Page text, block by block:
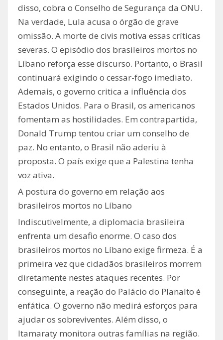
disso, cobra o Conselho de Segurança da ONU.
Na verdade, Lula acusa o órgão de grave
omissão. A morte de civis motiva essas críticas
severas. O episódio dos brasileiros mortos no
Líbano reforça esse discurso. Portanto, o Brasil
continuará exigindo o cessar-fogo imediato.
Ademais, o governo critica a influência dos
Estados Unidos. Para o Brasil, os americanos
fomentam as hostilidades. Em contrapartida,
Donald Trump tentou criar um conselho de
paz. No entanto, o Brasil não aderiu à
proposta. O país exige que a Palestina tenha
voz ativa.
A postura do governo em relação aos
brasileiros mortos no Líbano
Indiscutivelmente, a diplomacia brasileira
enfrenta um desafio enorme. O caso dos
brasileiros mortos no Líbano exige firmeza. É a
primeira vez que cidadãos brasileiros morrem
diretamente nestes ataques recentes. Por
conseguinte, a reação do Palácio do Planalto é
enfática. O governo não medirá esforços para
ajudar os sobreviventes. Além disso, o
Itamaraty monitora outras famílias na região.